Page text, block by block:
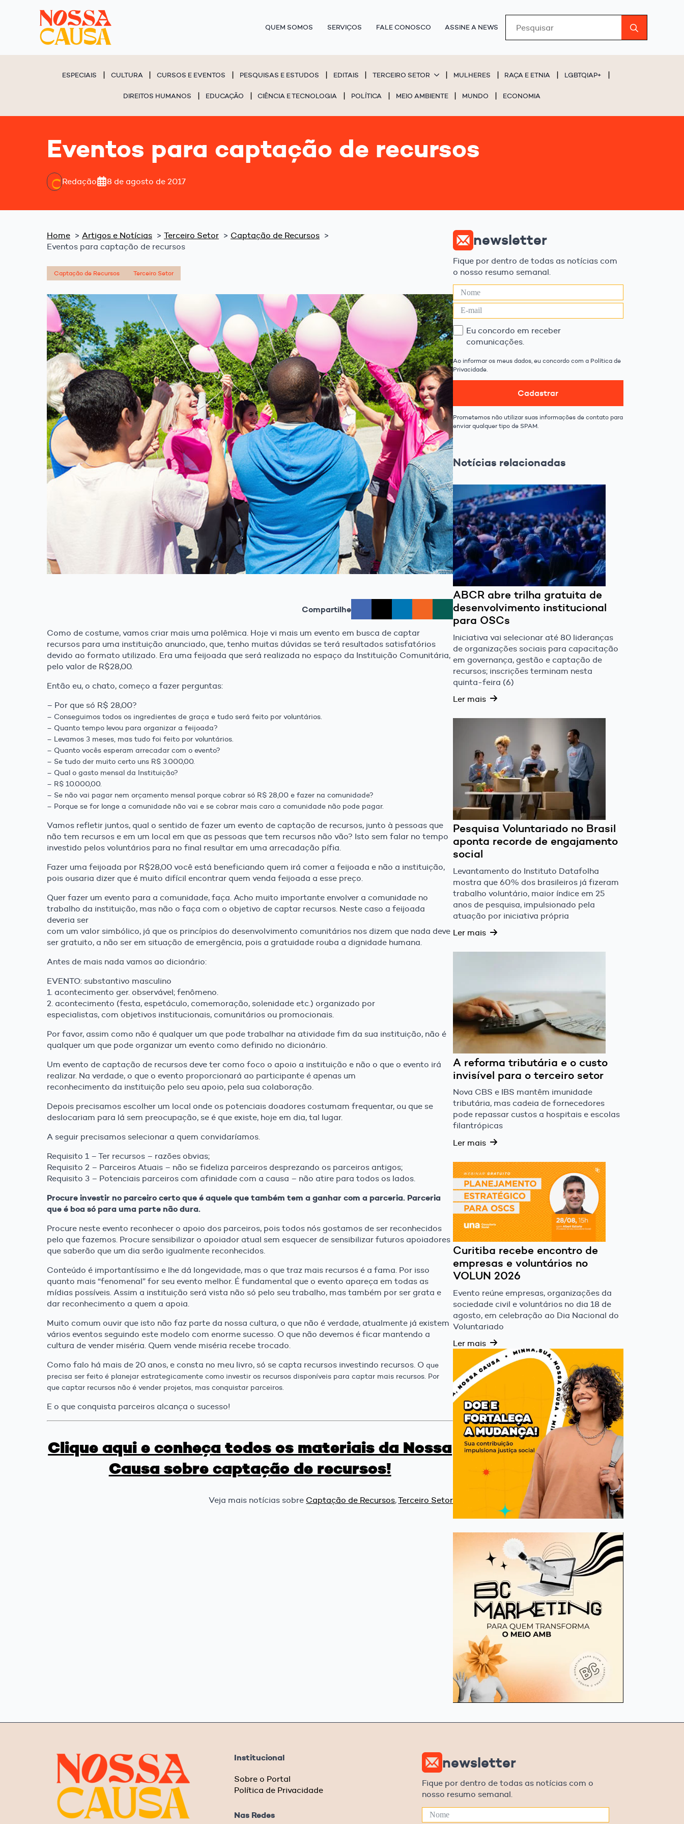
QUEM SOMOS SERVIÇOS FALE CONOSCO ASSINE A NEWS
ESPECIAIS CULTURA CURSOS E EVENTOS PESQUISAS E ESTUDOS EDITAIS TERCEIRO SETOR MULHERES RAÇA E ETNIA LGBTQIAP+
DIREITOS HUMANOS EDUCAÇÃO CIÊNCIA E TECNOLOGIA POLÍTICA MEIO AMBIENTE MUNDO ECONOMIA
Eventos para captação de recursos
Redação 8 de agosto de 2017
Home Artigos e Notícias Terceiro Setor
Captação de Recursos
Eventos para captação de recursos
Captação de Recursos Terceiro Setor
Compartilhe
Como de costume, vamos criar mais uma polêmica. Hoje vi mais um evento em busca de captar
recursos para uma instituição anunciado, que, tenho muitas dúvidas se terá resultados satisfatórios
devido ao formato utilizado. Era uma feijoada que será realizada no espaço da Instituição Comunitária,
pelo valor de R$28,00.
Então eu, o chato, começo a fazer perguntas:
– Por que só R$ 28,00?
– Conseguimos todos os ingredientes de graça e tudo será feito por voluntários.
– Quanto tempo levou para organizar a feijoada?
– Levamos 3 meses, mas tudo foi feito por voluntários.
– Quanto vocês esperam arrecadar com o evento?
– Se tudo der muito certo uns R$ 3.000,00.
– Qual o gasto mensal da Instituição?
– R$ 10.000,00.
– Se não vai pagar nem orçamento mensal porque cobrar só R$ 28,00 e fazer na comunidade?
– Porque se for longe a comunidade não vai e se cobrar mais caro a comunidade não pode pagar.
Vamos refletir juntos, qual o sentido de fazer um evento de captação de recursos, junto à pessoas que
não tem recursos e em um local em que as pessoas que tem recursos não vão? Isto sem falar no tempo
investido pelos voluntários para no final resultar em uma arrecadação pífia.
Fazer uma feijoada por R$28,00 você está beneficiando quem irá comer a feijoada e não a instituição,
pois ousaria dizer que é muito difícil encontrar quem venda feijoada a esse preço.
Quer fazer um evento para a comunidade, faça. Acho muito importante envolver a comunidade no
trabalho da instituição, mas não o faça com o objetivo de captar recursos. Neste caso a feijoada
deveria ser
com um valor simbólico, já que os princípios do desenvolvimento comunitários nos dizem que nada deve
ser gratuito, a não ser em situação de emergência, pois a gratuidade rouba a dignidade humana.
Antes de mais nada vamos ao dicionário:
EVENTO: substantivo masculino
1. acontecimento ger. observável; fenômeno.
2. acontecimento (festa, espetáculo, comemoração, solenidade etc.) organizado por
especialistas, com objetivos institucionais, comunitários ou promocionais.
Por favor, assim como não é qualquer um que pode trabalhar na atividade fim da sua instituição, não é
qualquer um que pode organizar um evento como definido no dicionário.
Um evento de captação de recursos deve ter como foco o apoio a instituição e não o que o evento irá
realizar. Na verdade, o que o evento proporcionará ao participante é apenas um
reconhecimento da instituição pelo seu apoio, pela sua colaboração.
Depois precisamos escolher um local onde os potenciais doadores costumam frequentar, ou que se
deslocariam para lá sem preocupação, se é que existe, hoje em dia, tal lugar.
A seguir precisamos selecionar a quem convidaríamos.
Requisito 1 – Ter recursos – razões obvias;
Requisito 2 – Parceiros Atuais – não se fideliza parceiros desprezando os parceiros antigos;
Requisito 3 – Potenciais parceiros com afinidade com a causa – não atire para todos os lados.
Procure investir no parceiro certo que é aquele que também tem a ganhar com a parceria. Parceria
que é boa só para uma parte não dura.
Procure neste evento reconhecer o apoio dos parceiros, pois todos nós gostamos de ser reconhecidos
pelo que fazemos. Procure sensibilizar o apoiador atual sem esquecer de sensibilizar futuros apoiadores
que saberão que um dia serão igualmente reconhecidos.
Conteúdo é importantíssimo e lhe dá longevidade, mas o que traz mais recursos é a fama. Por isso
quanto mais “fenomenal” for seu evento melhor. É fundamental que o evento apareça em todas as
mídias possíveis. Assim a instituição será vista não só pelo seu trabalho, mas também por ser grata e
dar reconhecimento a quem a apoia.
Muito comum ouvir que isto não faz parte da nossa cultura, o que não é verdade, atualmente já existem
vários eventos seguindo este modelo com enorme sucesso. O que não devemos é ficar mantendo a
cultura de vender miséria. Quem vende miséria recebe trocado.
Como falo há mais de 20 anos, e consta no meu livro, só se capta recursos investindo recursos. O que
precisa ser feito é planejar estrategicamente como investir os recursos disponíveis para captar mais recursos. Por
que captar recursos não é vender projetos, mas conquistar parceiros.
E o que conquista parceiros alcança o sucesso!
Clique aqui e conheça todos os materiais da Nossa
Causa sobre captação de recursos!
Veja mais notícias sobre Captação de Recursos,Terceiro Setor
newsletter
Fique por dentro de todas as notícias com
o nosso resumo semanal.
Eu concordo em receber
comunicações.
Ao informar os meus dados, eu concordo com a Política de
Privacidade.
Cadastrar
Prometemos não utilizar suas informações de contato para
enviar qualquer tipo de SPAM.
Notícias relacionadas
ABCR abre trilha gratuita de
desenvolvimento institucional
para OSCs
Iniciativa vai selecionar até 80 lideranças
de organizações sociais para capacitação
em governança, gestão e captação de
recursos; inscrições terminam nesta
quinta-feira (6)
Ler mais
Pesquisa Voluntariado no Brasil
aponta recorde de engajamento
social
Levantamento do Instituto Datafolha
mostra que 60% dos brasileiros já fizeram
trabalho voluntário, maior índice em 25
anos de pesquisa, impulsionado pela
atuação por iniciativa própria
Ler mais
A reforma tributária e o custo
invisível para o terceiro setor
Nova CBS e IBS mantêm imunidade
tributária, mas cadeia de fornecedores
pode repassar custos a hospitais e escolas
filantrópicas
Ler mais
Curitiba recebe encontro de
empresas e voluntários no
VOLUN 2026
Evento reúne empresas, organizações da
sociedade civil e voluntários no dia 18 de
agosto, em celebração ao Dia Nacional do
Voluntariado
Ler mais
Institucional
Sobre o Portal
Política de Privacidade
Nas Redes
newsletter
Fique por dentro de todas as notícias com o
nosso resumo semanal.